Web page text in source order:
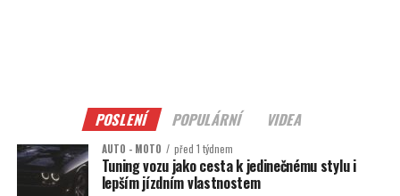
POSLENÍ POPULÁRNÍ VIDEA
AUTO - MOTO před 1 týdnem
Tuning vozu jako cesta k jedinečnému stylu i
lepším jízdním vlastnostem